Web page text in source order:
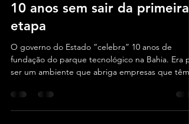
Parque tecnológico da Bahia:
10 anos sem sair da primeira
etapa
O governo do Estado “celebra” 10 anos de
ser um ambiente que abriga empresas que têm